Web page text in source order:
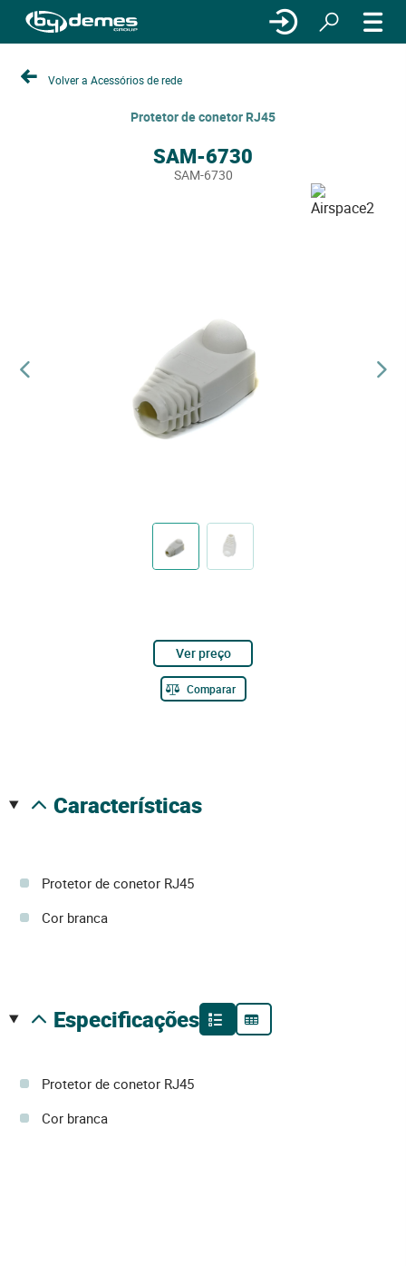
Volver a Acessórios de rede
Protetor de conetor RJ45
SAM-6730
SAM-6730
Ver preço
Comparar
características
Protetor de conetor RJ45
Cor branca
especificações
Protetor de conetor RJ45
Cor branca